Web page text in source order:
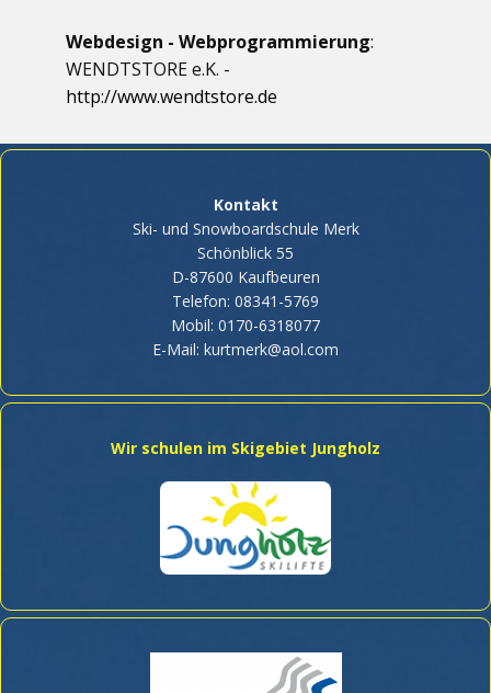
Webdesign - Webprogrammierung:
WENDTSTORE e.K. -
http://www.wendtstore.de
Kontakt
Ski- und Snowboardschule Merk
Schönblick 55
D-87600 Kaufbeuren
Telefon: 08341-5769
Mobil: 0170-6318077
E-Mail: kurtmerk@aol.com
Wir schulen im Skigebiet Jungholz